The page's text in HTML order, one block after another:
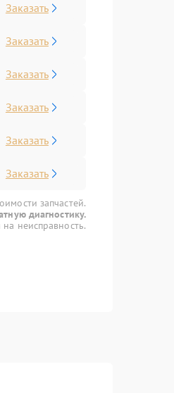
Заказать
Заказать
Заказать
Заказать
Заказать
Заказать
запчастей.
диагностику.
неисправность.